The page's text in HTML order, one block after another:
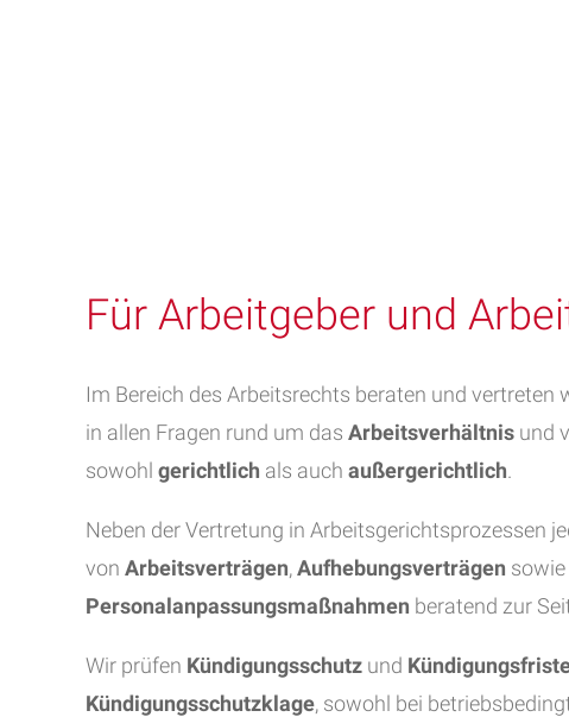
Für Arbeitgeber und
Im Bereich des Arbeitsrechts beraten und vertreten
in allen Fragen rund um das Arbeitsverhältnis und
sowohl gerichtlich als auch außergerichtlich
Neben der Vertretung in Arbeitsgerichtsprozessen
von Arbeitsverträgen,Aufhebungsverträgen
Personalanpassungsmaßnahmen beratend zur
Wir prüfen Kündigungsschutz und
Kündigungsschutzklage, sowohl bei